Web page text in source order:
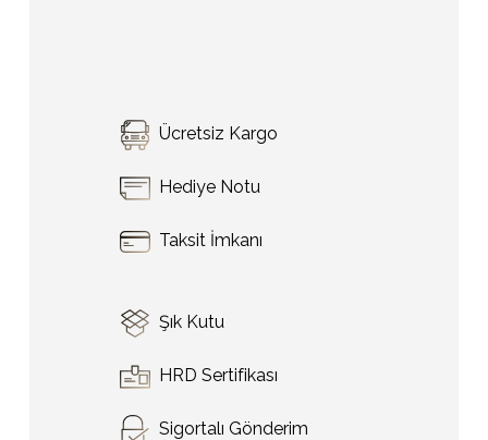
Sepetinizde ürün bulunmuyor.
Go To Shop
Ücretsiz Kargo
Hediye Notu
Taksit İmkanı
Şık Kutu
HRD Sertifikası
Sigortalı Gönderim